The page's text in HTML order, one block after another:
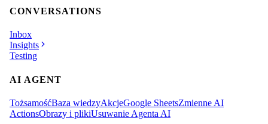
CONVERSATIONS
Inbox
Insights
Testing
AI AGENT
TożsamośćBaza wiedzyAkcjeGoogle SheetsZmienne AI
ActionsObrazy i plikiUsuwanie Agenta AI